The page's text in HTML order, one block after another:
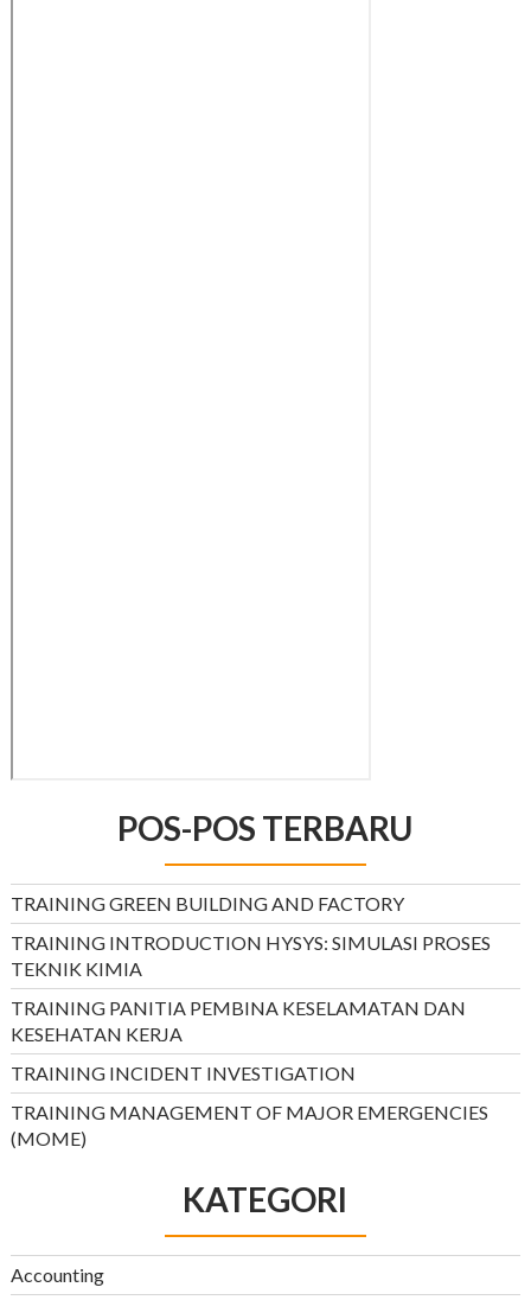
POS-POS TERBARU
TRAINING GREEN BUILDING AND FACTORY
TRAINING INTRODUCTION HYSYS: SIMULASI PROSES
TEKNIK KIMIA
TRAINING PANITIA PEMBINA KESELAMATAN DAN
KESEHATAN KERJA
TRAINING INCIDENT INVESTIGATION
TRAINING MANAGEMENT OF MAJOR EMERGENCIES
(MOME)
KATEGORI
Accounting